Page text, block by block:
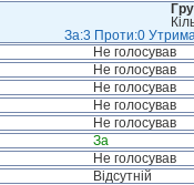
За:3 Проти:0
Не голосував
Не голосував
Не голосував
Не голосував
Не голосував
За
Не голосував
Відсутній